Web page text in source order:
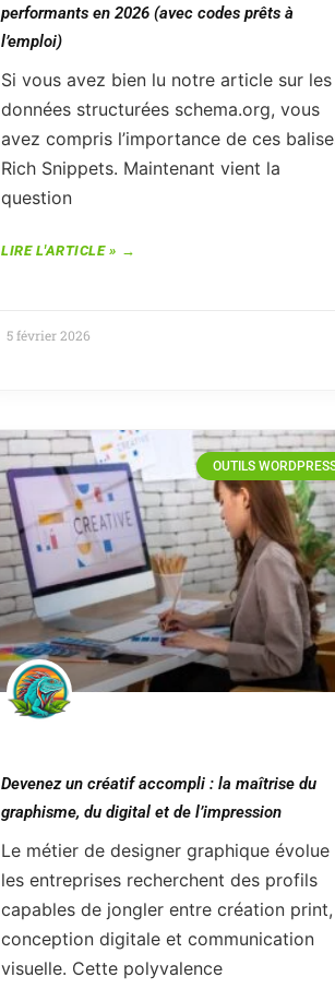
performants en 2026 (avec codes prêts à
l’emploi)
Si vous avez bien lu notre article sur les
données structurées schema.org, vous
avez compris l’importance de ces
Rich Snippets. Maintenant vient la
question
LIRE L'ARTICLE »
5 février 2026
OUTILS
Devenez un créatif accompli : la maîtrise du
graphisme, du digital et de l’impression
Le métier de designer graphique évolue
les entreprises recherchent des profils
capables de jongler entre création print,
conception digitale et communication
visuelle. Cette polyvalence